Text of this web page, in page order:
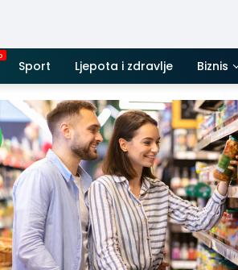
Sport Ljepota i zdravlje Biznis